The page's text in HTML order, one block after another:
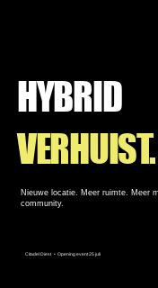
HYBRID
VERHUIST.
Nieuwe locatie. Meer ruimte. Meer
community.
Citadel Diest • Opening event 25 juli